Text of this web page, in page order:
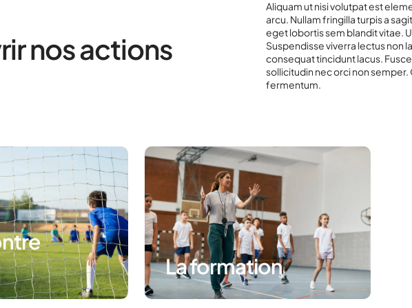
nos actions
Aliquam ut nisi volutpat est
arcu. Nullam fringilla turpis a
eget lobortis sem blandit vitae.
Suspendisse viverra lectus non
consequat tincidunt lacus.
sollicitudin nec orci non
fermentum.
La formation